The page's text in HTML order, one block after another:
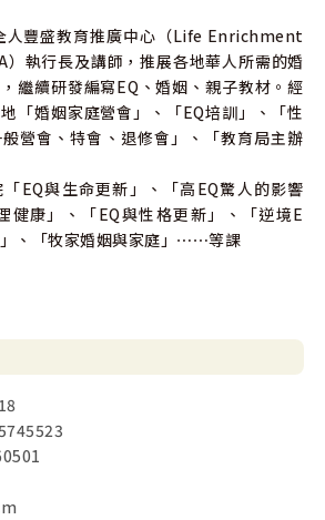
人豐盛教育推廣中心（Life Enrichment
執行長及講師，推展各地華人所需的婚
繼續研發編寫EQ、婚姻、親子教材。經
「婚姻家庭營會」、「EQ培訓」、「性
營會、特會、退修會」、「教育局主辦
EQ與生命更新」、「高EQ驚人的影響
健康」、「EQ與性格更新」、「逆境E
、「牧家婚姻與家庭」⋯⋯等課